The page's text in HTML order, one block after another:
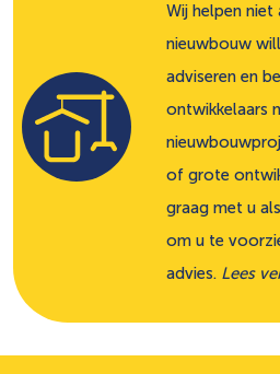
Wij helpen niet
nieuwbouw
adviseren en
ontwikkelaars
of grote
graag met u
om u te
advies. Lees